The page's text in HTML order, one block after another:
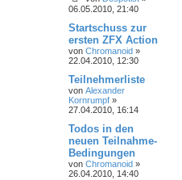
06.05.2010, 21:40
Startschuss zur
ersten ZFX Action
von Chromanoid »
22.04.2010, 12:30
Teilnehmerliste
von Alexander
Kornrumpf »
27.04.2010, 16:14
Todos in den
neuen Teilnahme-
Bedingungen
von Chromanoid »
26.04.2010, 14:40